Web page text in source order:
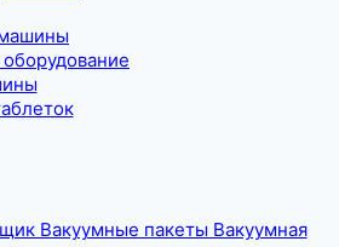
Вакуумные пакеты Вакуумная